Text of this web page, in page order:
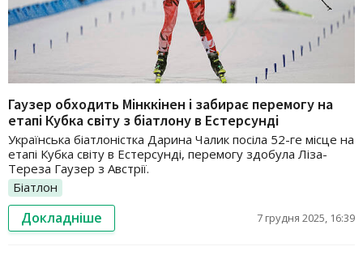
Гаузер обходить Мінккінен і забирає перемогу на
етапі Кубка світу з біатлону в Естерсунді
Українська біатлоністка Дарина Чалик посіла 52-ге місце на
етапі Кубка світу в Естерсунді, перемогу здобула Ліза-
Тереза Гаузер з Австрії.
Біатлон
Докладніше 7 грудня 2025, 16:39